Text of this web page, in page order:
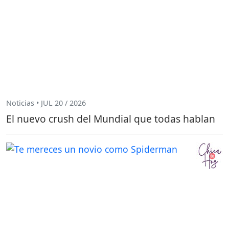
Noticias • JUL 20 / 2026
El nuevo crush del Mundial que todas hablan